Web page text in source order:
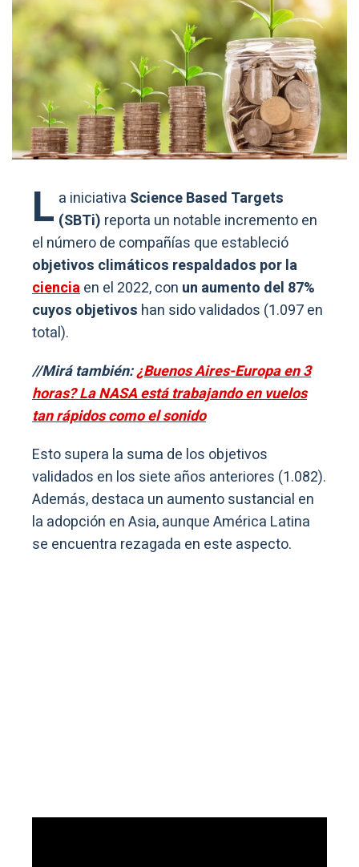
L a iniciativa Science Based Targets
(SBTi) reporta un notable incremento en
el número de compañías que estableció
objetivos climáticos respaldados por la
cienciaen el 2022, con un aumento del 87%
cuyos objetivos han sido validados (1.097 en
total).
//Mirá también:¿Buenos Aires-Europa en 3
horas? La NASA está trabajando en vuelos
tan rápidos como el sonido
Esto supera la suma de los objetivos
validados en los siete años anteriores (1.082).
Además, destaca un aumento sustancial en
la adopción en Asia, aunque América Latina
se encuentra rezagada en este aspecto.